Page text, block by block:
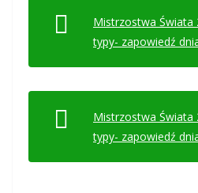
Mistrzostwa Świata
typy- zapowiedź
Mistrzostwa Świata
typy- zapowiedź